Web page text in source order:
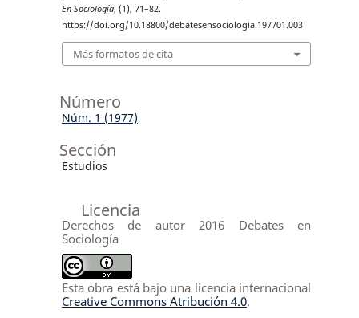
En Sociología, (1), 71–82.
https://doi.org/10.18800/debatesensociologia.197701.003
Más formatos de cita
Número
Núm. 1 (1977)
Sección
Estudios
Licencia
Derechos de autor 2016 Debates en
Sociología
Esta obra está bajo una licencia internacional
Creative Commons Atribución 4.0.